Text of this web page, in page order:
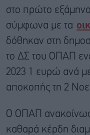
στο πρώτο εξάμηνο
σύμφωνα με τα
δόθηκαν στη
το ΔΣ του ΟΠΑΠ
2023 1 ευρώ ανά
αποκοπής τη 2
Ο ΟΠΑΠ
καθαρά κέρδη